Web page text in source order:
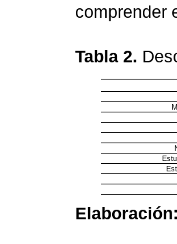
comprender
Tabla 2.
Elaboración: